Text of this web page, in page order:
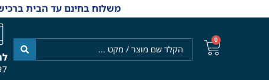
משלוח בחינם עד הבית ברכישה מ-₪499 | אפשרות למשלוחי אקספרס מהיום למחר | למענה אנושי
0